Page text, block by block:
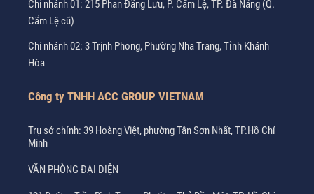
Chi nhánh 01: 215 Phan Đăng Lưu, P. Cẩm Lệ, TP. Đà Nẵng (Q.
Cẩm Lệ cũ)
Chi nhánh 02: 3 Trịnh Phong, Phường Nha Trang, Tỉnh Khánh
Hòa
Công ty TNHH ACC GROUP VIETNAM
Trụ sở chính: 39 Hoàng Việt, phường Tân Sơn Nhất, TP.Hồ Chí
Minh
VĂN PHÒNG ĐẠI DIỆN